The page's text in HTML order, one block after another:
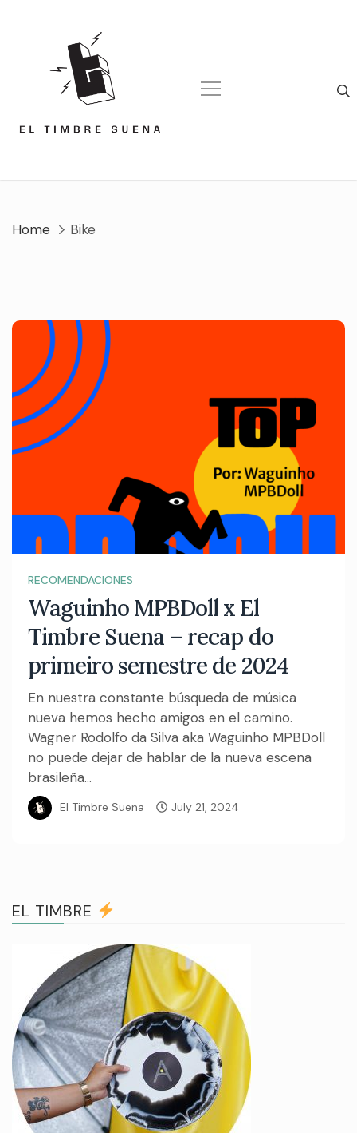
Home Bike
RECOMENDACIONES
Waguinho MPBDoll x El
Timbre Suena – recap do
primeiro semestre de 2024
En nuestra constante búsqueda de música
nueva hemos hecho amigos en el camino.
Wagner Rodolfo da Silva aka Waguinho MPBDoll
no puede dejar de hablar de la nueva escena
brasileña...
El Timbre Suena July 21, 2024
EL TIMBRE